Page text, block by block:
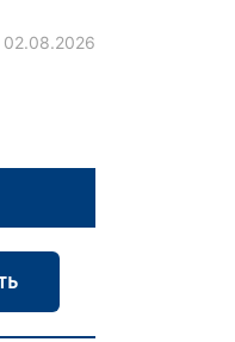
02.08.2026